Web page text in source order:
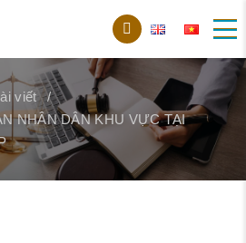
viết
NHÂN DÂN KHU VỰC TẠI